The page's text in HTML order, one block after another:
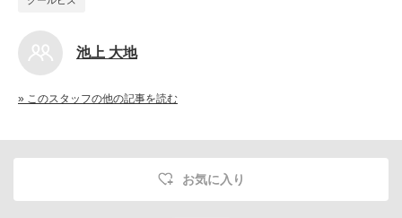
池上 大地
» このスタッフの他の記事を読む
お気に入り